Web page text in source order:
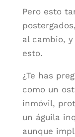
Pero esto
al cambio,
esto.
¿Te has
como un
inmóvil,
un águila
aunque